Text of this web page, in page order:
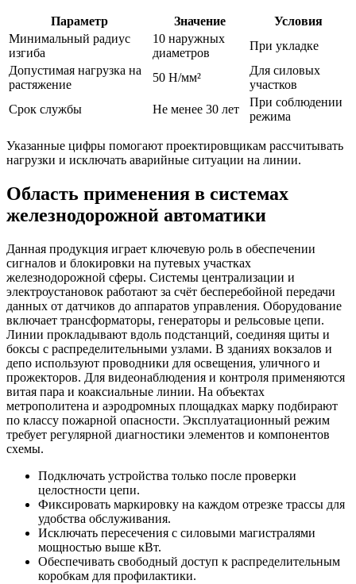
Параметр Значение
Условия
Минимальный радиус
изгиба
10 наружных
диаметров
При укладке
Допустимая нагрузка на
растяжение
50 Н/мм²
Для силовых
участков
Срок службы
Не менее 30 лет
При соблюдении
режима
Указанные цифры помогают проектировщикам рассчитывать
нагрузки и исключать аварийные ситуации на линии.
Область применения в системах
железнодорожной автоматики
Данная продукция играет ключевую роль в обеспечении
сигналов и блокировки на путевых участках
железнодорожной сферы. Системы централизации и
электроустановок работают за счёт бесперебойной передачи
данных от датчиков до аппаратов управления. Оборудование
включает трансформаторы, генераторы и рельсовые цепи.
Линии прокладывают вдоль подстанций, соединяя щиты и
боксы с распределительными узлами. В зданиях вокзалов и
депо используют проводники для освещения, уличного и
прожекторов. Для видеонаблюдения и контроля применяются
витая пара и коаксиальные линии. На объектах
метрополитена и аэродромных площадках марку подбирают
по классу пожарной опасности. Эксплуатационный режим
требует регулярной диагностики элементов и компонентов
схемы.
Подключать устройства только после проверки
целостности цепи.
Фиксировать маркировку на каждом отрезке трассы для
удобства обслуживания.
Исключать пересечения с силовыми магистралями
мощностью выше кВт.
Обеспечивать свободный доступ к распределительным
коробкам для профилактики.